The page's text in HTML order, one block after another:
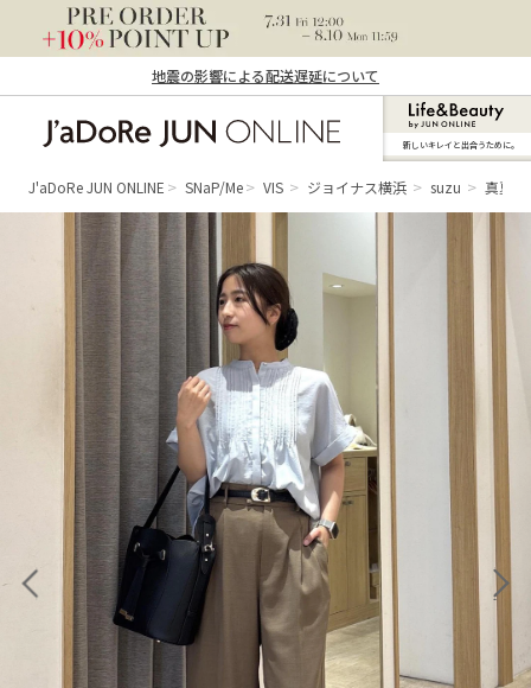
地震の影響による配送遅延について
ン オンライン）
新しいキレイと出合うために。
J'aDoRe JUN ONLINE SNaP/Me VIS ジョイナス横浜 suzu 真夏